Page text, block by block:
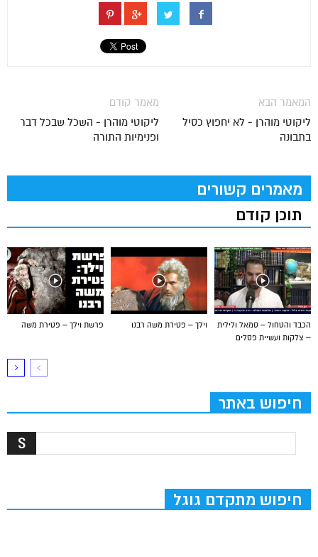
מאמר קודם
ליקוטי מוהרן - השכל שבכל דבר
ופנימיות התורה
המאמר הבא
ליקוטי מוהרן - לא יחפוץ כסיל
בתבונה
מאמרים קשורים
תוכן קודם
פרשת וילך – פטירת משה וילך – פטירת משה רבנו
הכבד והטחול – סמאל ולילית
– צלקות ועשיית פסלים
חיפוש באתר
חיפוש מתקדם גוגל